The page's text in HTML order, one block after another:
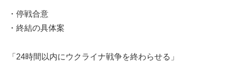
・停戦合意
・終結の具体案
「24時間以内にウクライナ戦争を終わらせる」